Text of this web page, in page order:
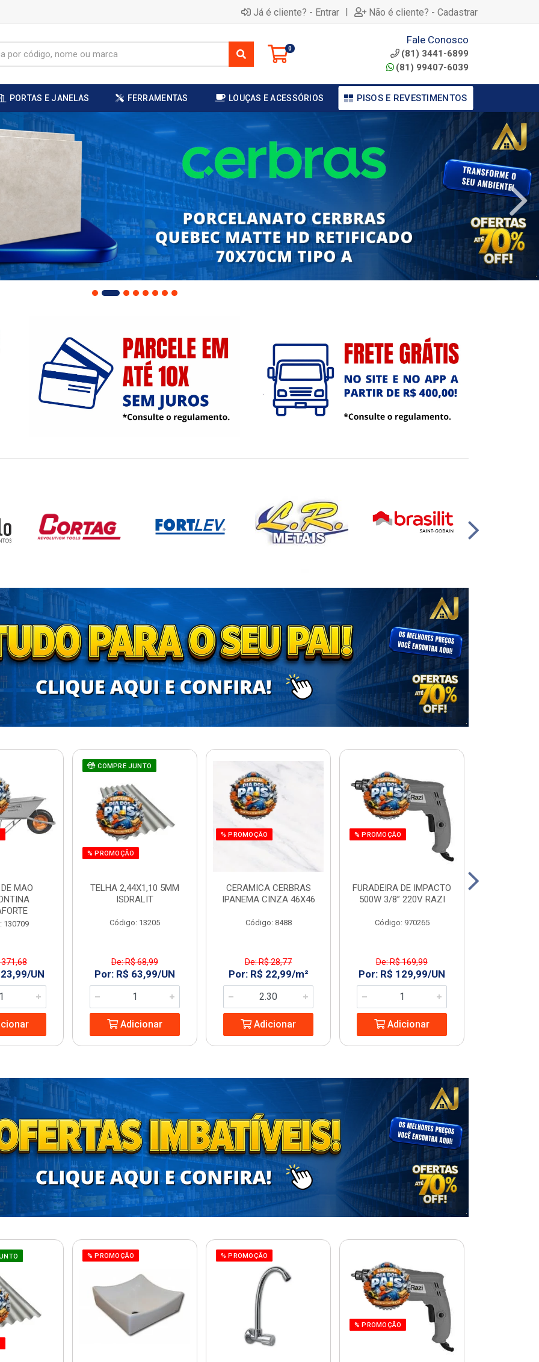
Já é cliente? - Entrar | Não é cliente? - Cadastrar
0
Fale Conosco
(81) 3441-6899
(81) 99407-6039
PORTAS E JANELAS FERRAMENTAS LOUÇAS E ACESSÓRIOS PISOS E REVESTIMENTOS
MAO
130709
371,68
UN
COMPRE JUNTO
% PROMOÇÃO
TELHA 2,44X1,10 5MM
ISDRALIT
Código: 13205
De: R$ 68,99
Por: R$ 63,99/UN
Adicionar
% PROMOÇÃO
CERAMICA CERBRAS
IPANEMA CINZA 46X46
Código: 8488
De: R$ 28,77
Por: R$ 22,99/m²
Adicionar
% PROMOÇÃO
FURADEIRA DE IMPACTO
500W 3/8” 220V RAZI
Código: 970265
De: R$ 169,99
Por: R$ 129,99/UN
Adicionar
% PROMOÇÃO % PROMOÇÃO
% PROMOÇÃO